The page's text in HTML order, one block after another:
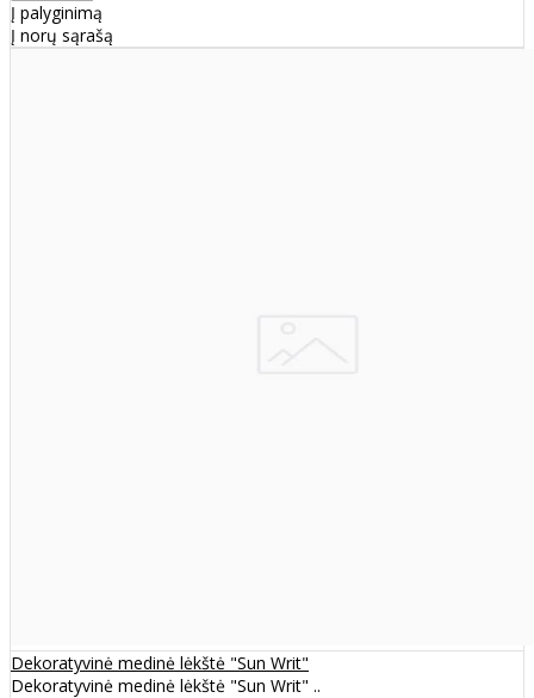
Į palyginimą
Į norų sąrašą
Dekoratyvinė medinė lėkštė "Sun Writ"
Dekoratyvinė medinė lėkštė "Sun Writ" ..